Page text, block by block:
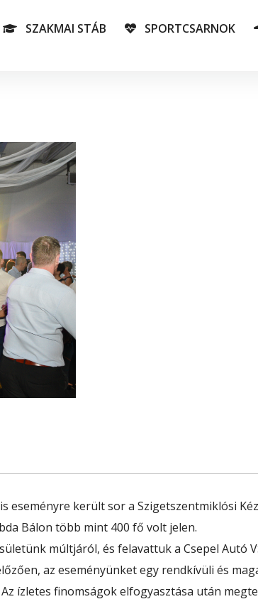
SZAKMAI STÁB SPORTCSARNOK
került sor a Szigetszentmiklósi
Bálon több mint 400 fő volt jelen.
múltjáról, és felavattuk a Csepel Autó
az eseményünket egy rendkívüli és
Az ízletes finomságok elfogyasztása után